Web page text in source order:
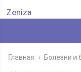
Zeniza
Главная › Болезни и